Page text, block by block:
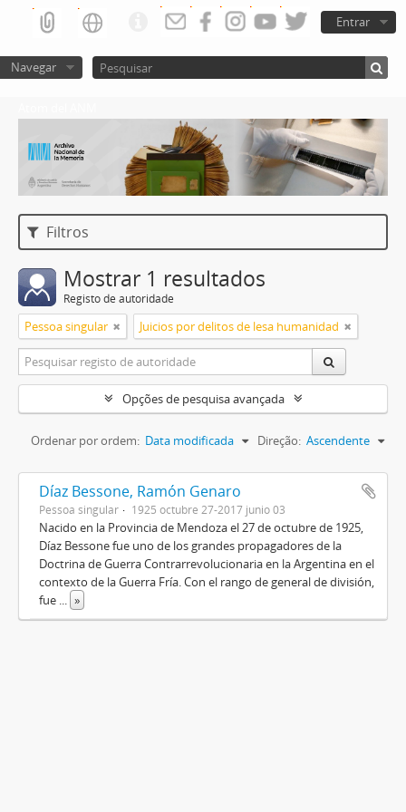
Entrar
Navegar
Filtros
Mostrar 1 resultados
Registo de autoridade
Pessoa singular Juicios por delitos de lesa humanidad
Opções de pesquisa avançada
Ordenar por ordem: Data modificada Direção: Ascendente
Díaz Bessone, Ramón Genaro
Pessoa singular 1925 octubre 27-2017 junio 03
Nacido en la Provincia de Mendoza el 27 de octubre de 1925,
Díaz Bessone fue uno de los grandes propagadores de la
Doctrina de Guerra Contrarrevolucionaria en la Argentina en el
contexto de la Guerra Fría. Con el rango de general de división,
fue ... »